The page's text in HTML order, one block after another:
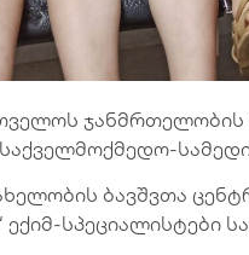
ბავშვთა
ექიმ-